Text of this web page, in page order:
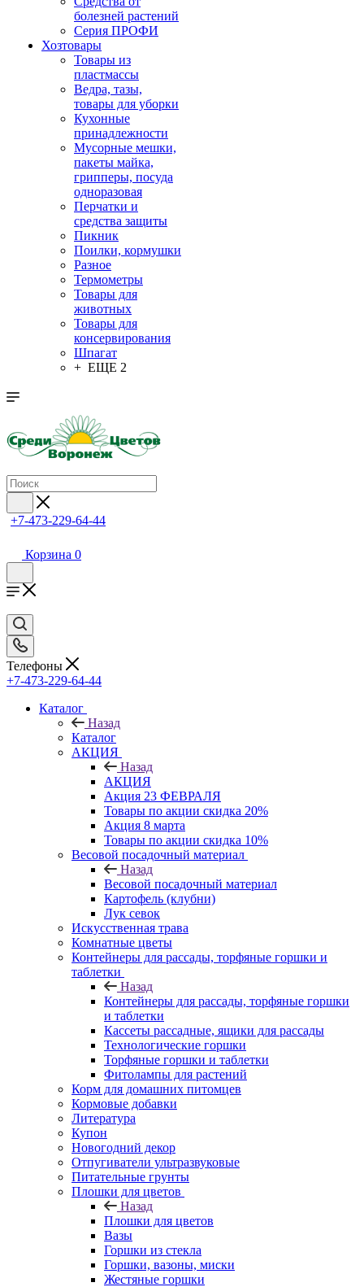
болезней растений
Серия ПРОФИ
Хозтовары
Товары из
пластмассы
Ведра, тазы,
товары для уборки
Кухонные
принадлежности
Мусорные мешки,
пакеты майка,
грипперы, посуда
одноразовая
Перчатки и
средства защиты
Пикник
Поилки, кормушки
Разное
Термометры
Товары для
животных
Товары для
консервирования
Шпагат
+ ЕЩЕ 2
+7-473-229-64-44
Корзина 0
Телефоны
+7-473-229-64-44
Каталог
Назад
Каталог
АКЦИЯ
Назад
АКЦИЯ
Акция 23 ФЕВРАЛЯ
Товары по акции скидка 20%
Акция 8 марта
Товары по акции скидка 10%
Весовой посадочный материал
Назад
Весовой посадочный материал
Картофель (клубни)
Лук севок
Искусственная трава
Комнатные цветы
Контейнеры для рассады, торфяные горшки и
таблетки
Назад
Контейнеры для рассады, торфяные горшки
и таблетки
Кассеты рассадные, ящики для рассады
Технологические горшки
Торфяные горшки и таблетки
Фитолампы для растений
Корм для домашних питомцев
Кормовые добавки
Литература
Купон
Новогодний декор
Отпугиватели ультразвуковые
Питательные грунты
Плошки для цветов
Назад
Плошки для цветов
Вазы
Горшки из стекла
Горшки, вазоны, миски
Жестяные горшки